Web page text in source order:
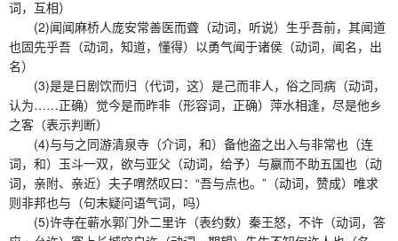
词，互相）
(2)闻闻麻桥人庞安常善医而聋（动词，听说）生乎吾前，其闻道
也固先乎吾（动词，知道，懂得）以勇气闻于诸侯（动词，闻名，出
名）
(3)是是日剧饮而归（代词，这）是己而非人，俗之同病（动词，
认为……正确）觉今是而昨非（形容词，正确）萍水相逢，尽是他乡
之客（表示判断）
(4)与与之同游清泉寺（介词，和）备他盗之出入与非常也（连
词，和）玉斗一双，欲与亚父（动词，给予）与嬴而不助五国也（动
词，亲附、亲近）夫子喟然叹曰：“吾与点也。”（动词，赞成）唯求
则非邦也与（句末疑问语气词，吗）
(5)许寺在蕲水郭门外二里许（表约数）秦王怒，不许（动词，答